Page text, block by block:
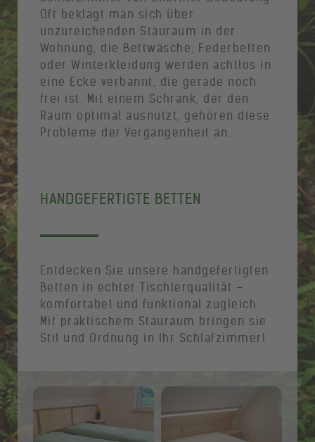
Oft beklagt man sich über
unzureichenden Stauraum in der
Wohnung, die Bettwäsche, Federbetten
oder Winterkleidung werden achtlos in
eine Ecke verbannt, die gerade noch
frei ist. Mit einem Schrank, der den
Raum optimal ausnutzt, gehören diese
Probleme der Vergangenheit an.
HANDGEFERTIGTE BETTEN
Entdecken Sie unsere handgefertigten
Betten in echter Tischlerqualität –
komfortabel und funktional zugleich.
Mit praktischem Stauraum bringen sie
Stil und Ordnung in Ihr Schlafzimmer!